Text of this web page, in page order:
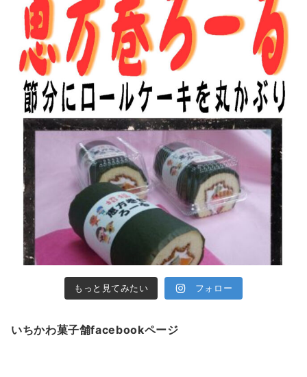
もっと見てみたい フォロー
いちかわ菓子舗facebookページ